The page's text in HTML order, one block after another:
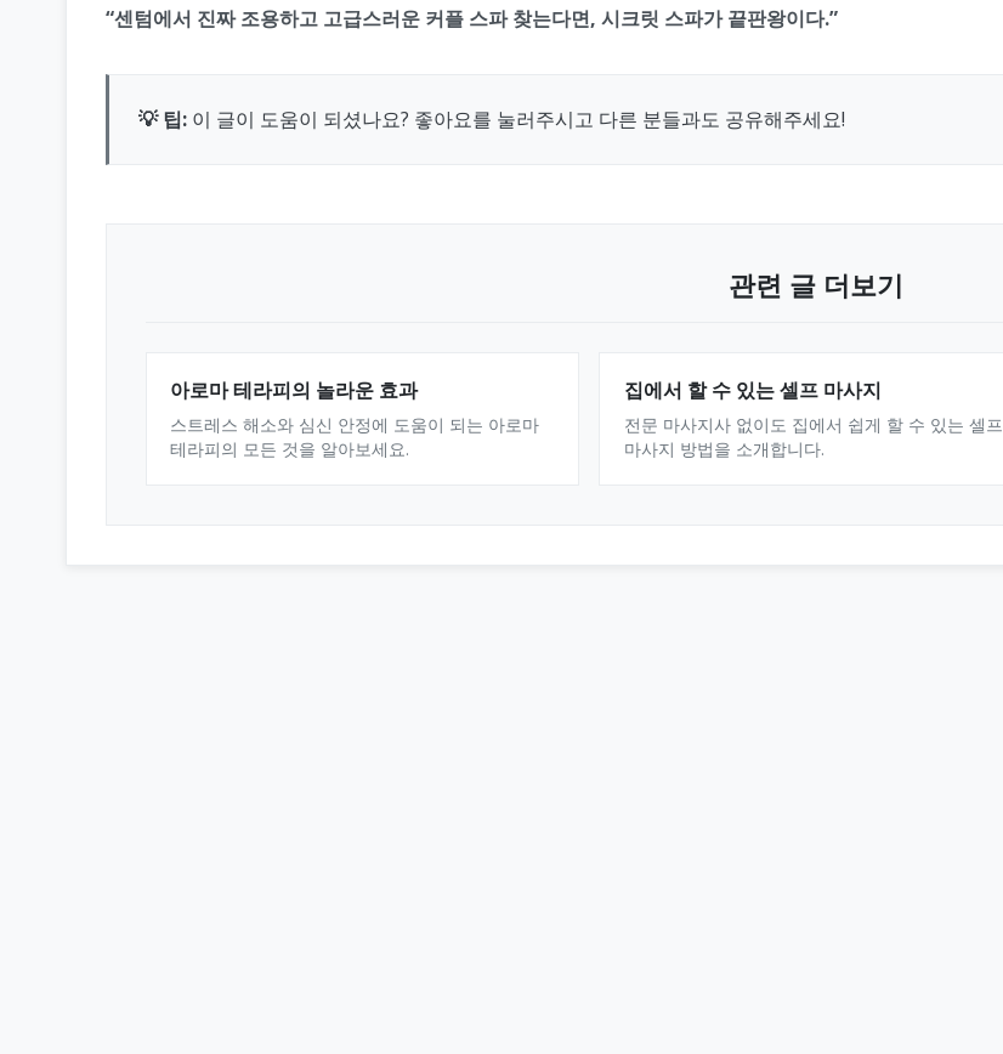
“센텀에서 진짜 조용하고 고급스러운 커플 스파 찾는다면, 시크릿 스파가 끝판왕이다.”
💡 팁: 이 글이 도움이 되셨나요? 좋아요를 눌러주시고 다른 분들과도 공유해주세요!
관련 글 더보기
아로마 테라피의 놀라운 효과
스트레스 해소와 심신 안정에 도움이 되는 아로마
테라피의 모든 것을 알아보세요.
집에서 할 수 있는 셀프 마사지
전문 마사지사 없이도 집에서 쉽게 할 수 있는 셀프
마사지 방법을 소개합니다.